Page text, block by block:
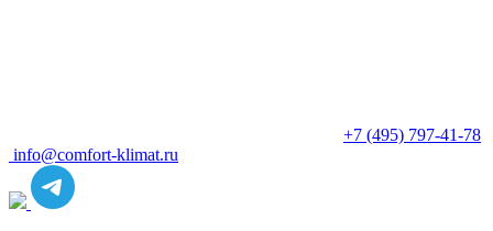
+7 (495) 797-41-78
info@comfort-klimat.ru